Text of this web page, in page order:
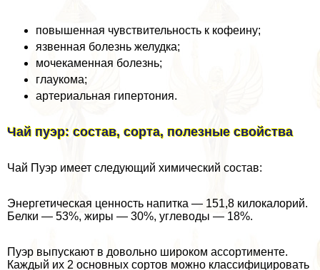
повышенная чувствительность к кофеину;
язвенная болезнь желудка;
мочекаменная болезнь;
глаукома;
артериальная гипертония.
Чай пуэр: состав, сорта, полезные свойства
Чай Пуэр имеет следующий химический состав:
Энергетическая ценность напитка — 151,8 килокалорий.
Белки — 53%, жиры — 30%, углеводы — 18%.
Пуэр выпускают в довольно широком ассортименте.
Каждый их 2 основных сортов можно классифицировать